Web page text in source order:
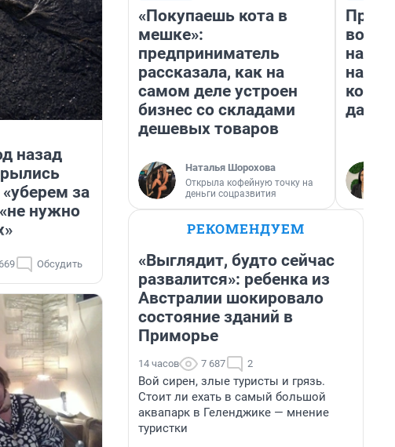
назад
за
нужно
Обсудить
«Покупаешь кота в
мешке»:
предприниматель
рассказала, как на
самом деле устроен
бизнес со складами
дешевых товаров
Наталья Шорохова
Открыла кофейную точку на
деньги соцразвития
нам
даже
РЕКОМЕНДУЕМ
«Выглядит, будто сейчас
развалится»: ребенка из
Австралии шокировало
состояние зданий в
Приморье
14 часов 7 687 2
Вой сирен, злые туристы и грязь.
Стоит ли ехать в самый большой
аквапарк в Геленджике — мнение
туристки